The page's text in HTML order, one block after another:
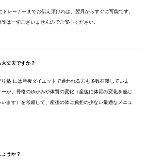
レーナーまでお伝え頂ければ、翌月からすぐに可能です。
は一切ございませんのでご安心ください。
丈夫ですか？
塾 には産後ダイエットで通われる方も多数在籍していま
が、骨格のゆがみや体質の変化（産後に体質の変化を感じ
ます）を考慮して、産後の体に負担の少ない最適なメニュ
うか？